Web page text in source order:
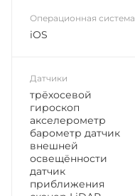
Операционная система
iOS
Датчики
трёхосевой
гироскоп
акселерометр
барометр датчик
внешней
освещённости
датчик
приближения